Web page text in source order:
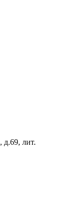
д.69, лит.